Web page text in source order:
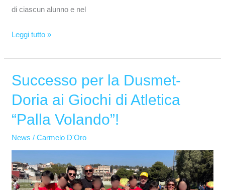
di ciascun alunno e nel
Leggi tutto »
Successo per la Dusmet-
Doria ai Giochi di Atletica
“Palla Volando”!
News /Carmelo D'Oro
Successo
la
Dusmet-
di
Atletica